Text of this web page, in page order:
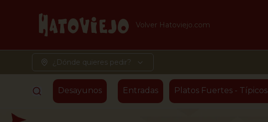
Volver Hatoviejo.com
¿Dónde quieres pedir?
Desayunos Entradas Platos Fuertes - Típicos